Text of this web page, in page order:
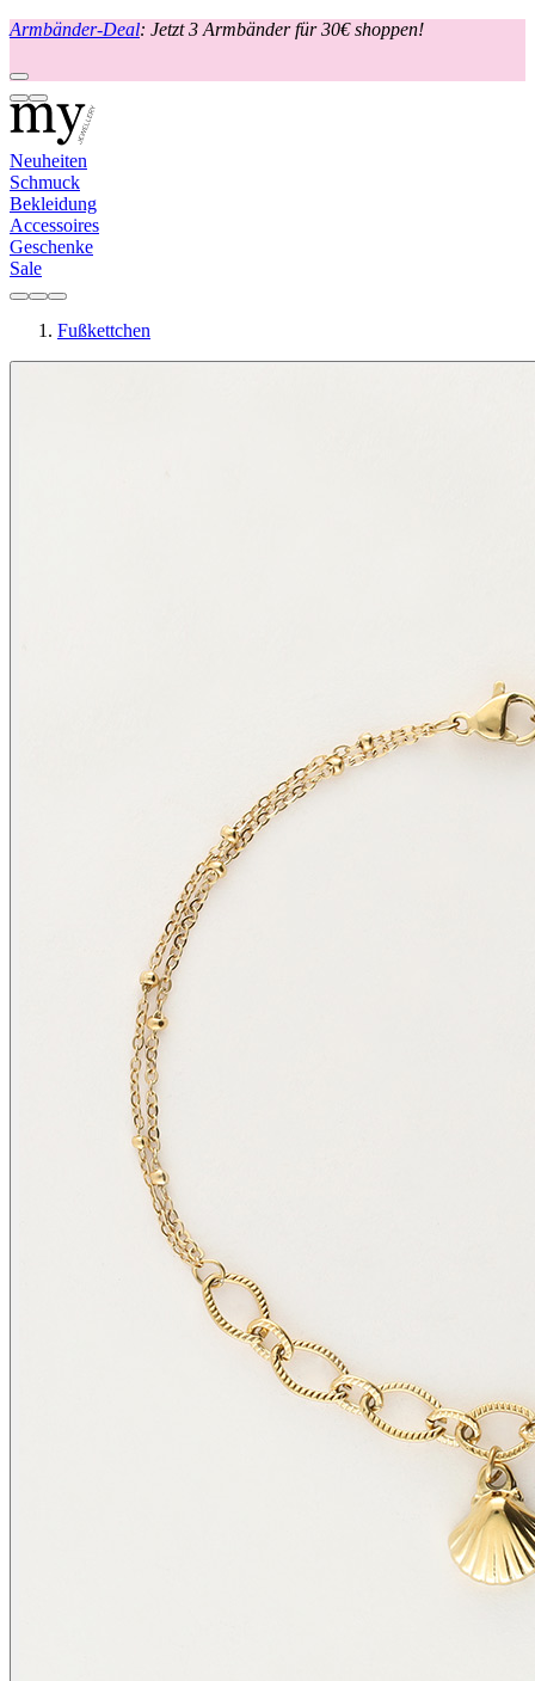
Armbänder-Deal: Jetzt 3 Armbänder für 30€ shoppen!
Neuheiten
Schmuck
Bekleidung
Accessoires
Geschenke
Sale
Fußkettchen